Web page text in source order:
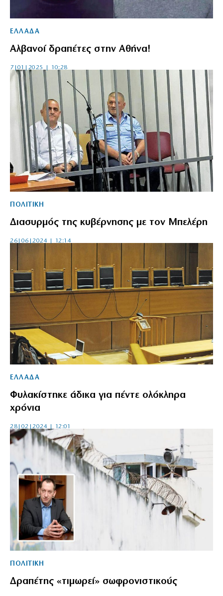
ΕΛΛΑΔΑ
Αλβανοί δραπέτες στην Αθήνα!
7|01|2025 | 10:28
ΠΟΛΙΤΙΚΗ
Διασυρμός της κυβέρνησης με τον Μπελέρη
26|06|2024 | 12:14
ΕΛΛΑΔΑ
Φυλακίστηκε άδικα για πέντε ολόκληρα
χρόνια
28|02|2024 | 12:01
ΠΟΛΙΤΙΚΗ
Δραπέτης «τιμωρεί» σωφρονιστικούς